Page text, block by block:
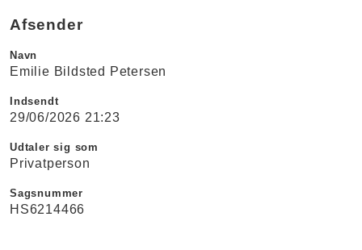
Afsender
Navn
Emilie Bildsted Petersen
Indsendt
29/06/2026 21:23
Udtaler sig som
Privatperson
Sagsnummer
HS6214466